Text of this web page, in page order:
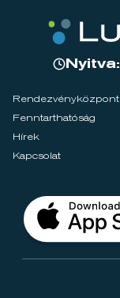
Nyitva:
Rendezvényközpont
Fenntarthatóság
Hírek
Kapcsolat